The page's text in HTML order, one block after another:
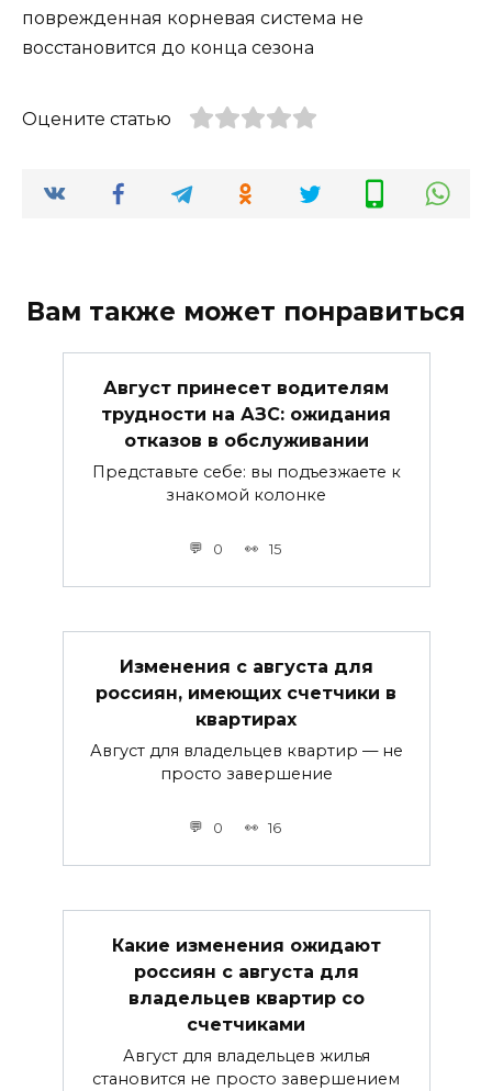
поврежденная корневая система не
восстановится до конца сезона
Оцените статью
Вам также может понравиться
Август принесет водителям
трудности на АЗС: ожидания
отказов в обслуживании
Представьте себе: вы подъезжаете к
знакомой колонке
0 15
Изменения с августа для
россиян, имеющих счетчики в
квартирах
Август для владельцев квартир — не
просто завершение
0 16
Какие изменения ожидают
россиян с августа для
владельцев квартир со
счетчиками
Август для владельцев жилья
становится не просто завершением